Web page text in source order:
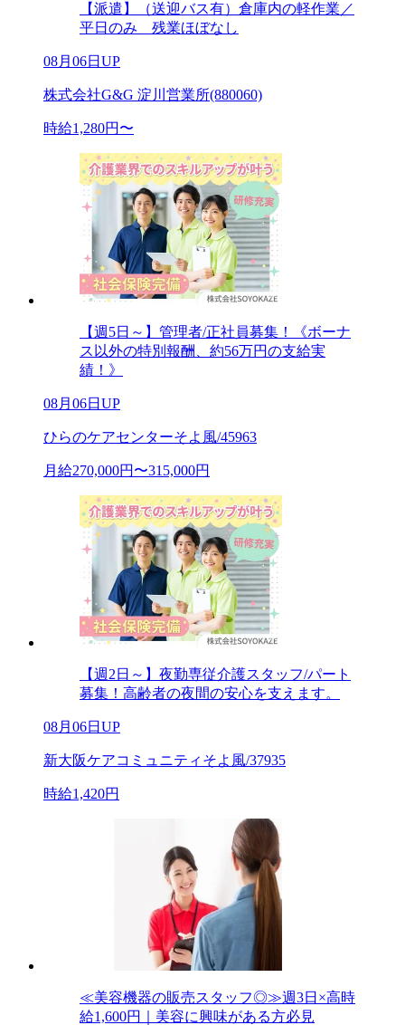
【派遣】（送迎バス有）倉庫内の軽作業／
平日のみ 残業ほぼなし
08月06日UP
株式会社G&G 淀川営業所(880060)
時給1,280円〜
【週5日～】管理者/正社員募集！《ボーナ
ス以外の特別報酬、約56万円の支給実
績！》
08月06日UP
ひらのケアセンターそよ風/45963
月給270,000円〜315,000円
【週2日～】夜勤専従介護スタッフ/パート
募集！高齢者の夜間の安心を支えます。
08月06日UP
新大阪ケアコミュニティそよ風/37935
時給1,420円
≪美容機器の販売スタッフ◎≫週3日×高時
給1,600円｜美容に興味がある方必見